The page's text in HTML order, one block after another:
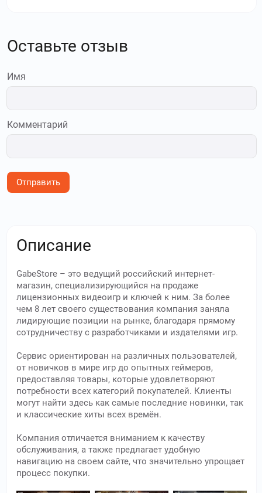
Оставьте отзыв
Имя
Комментарий
Отправить
Описание
GabeStore – это ведущий российский интернет-
магазин, специализирующийся на продаже
лицензионных видеоигр и ключей к ним. За более
чем 8 лет своего существования компания заняла
лидирующие позиции на рынке, благодаря прямому
сотрудничеству с разработчиками и издателями игр.
Сервис ориентирован на различных пользователей,
от новичков в мире игр до опытных геймеров,
предоставляя товары, которые удовлетворяют
потребности всех категорий покупателей. Клиенты
могут найти здесь как самые последние новинки, так
и классические хиты всех времён.
Компания отличается вниманием к качеству
обслуживания, а также предлагает удобную
навигацию на своем сайте, что значительно упрощает
процесс покупки.